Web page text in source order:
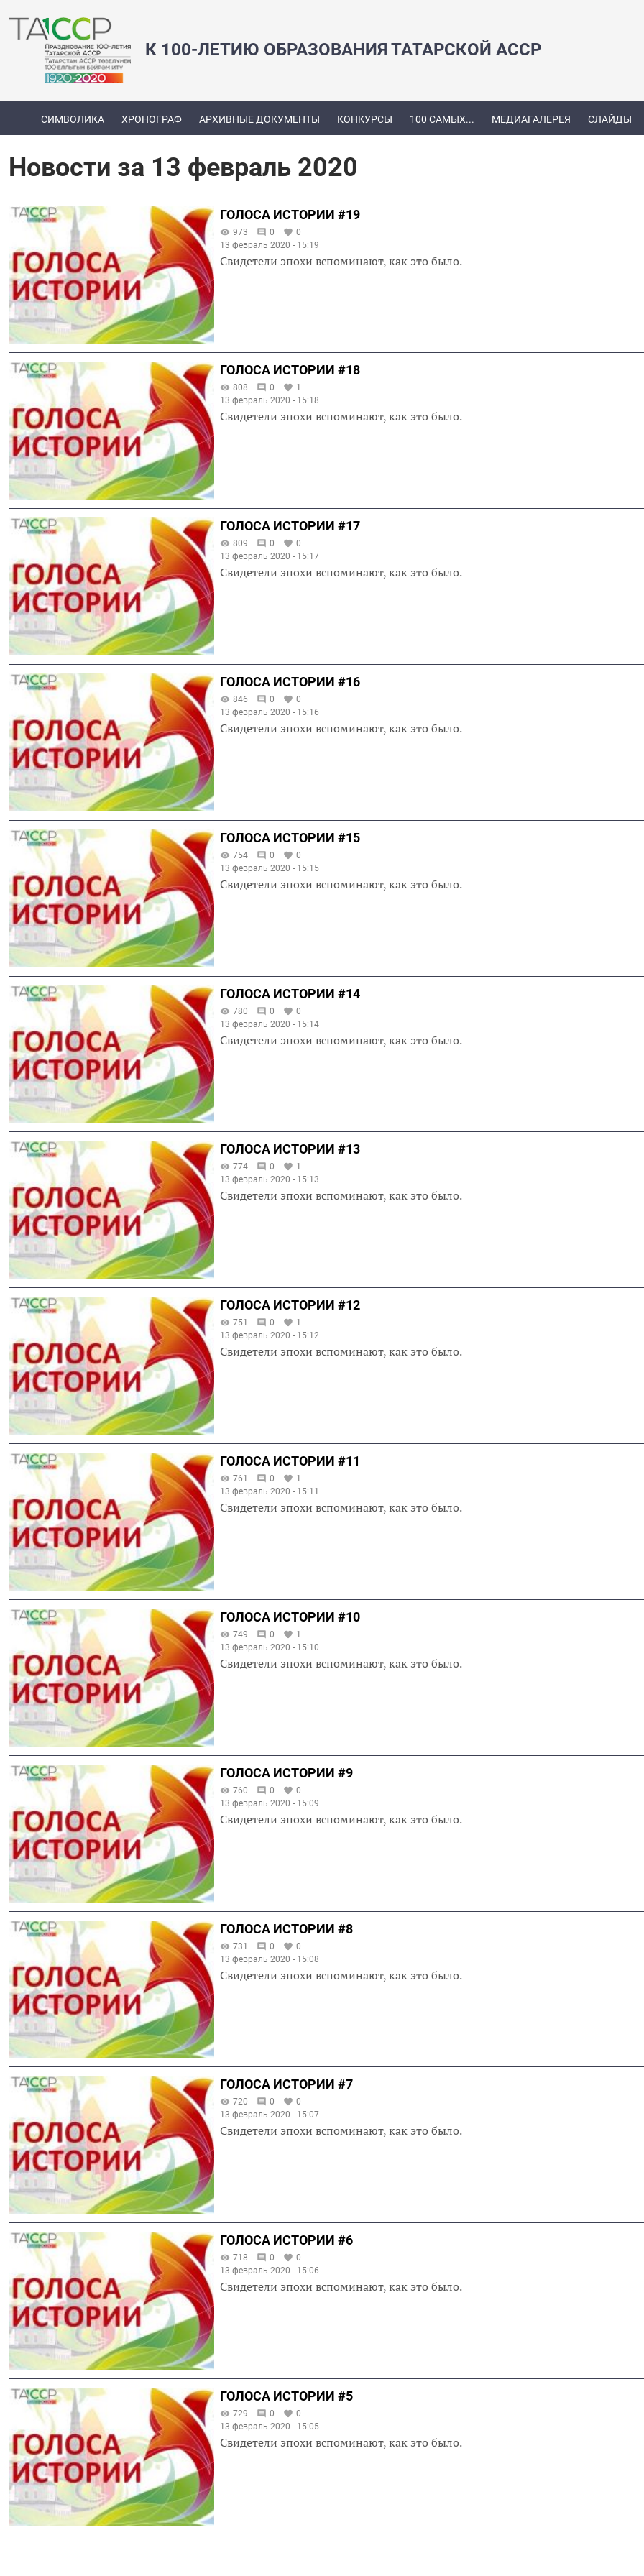
К 100-ЛЕТИЮ ОБРАЗОВАНИЯ ТАТАРСКОЙ АССР
СИМВОЛИКА ХРОНОГРАФ АРХИВНЫЕ ДОКУМЕНТЫ КОНКУРСЫ 100 САМЫХ... МЕДИАГАЛЕРЕЯ СЛАЙДЫ
Новости за 13 февраль 2020
ГОЛОСА ИСТОРИИ #19
973 0
0
13 февраль 2020 - 15:19
Свидетели эпохи вспоминают, как это было.
ГОЛОСА ИСТОРИИ #18
808 0
1
13 февраль 2020 - 15:18
Свидетели эпохи вспоминают, как это было.
ГОЛОСА ИСТОРИИ #17
809 0
0
13 февраль 2020 - 15:17
Свидетели эпохи вспоминают, как это было.
ГОЛОСА ИСТОРИИ #16
846 0
0
13 февраль 2020 - 15:16
Свидетели эпохи вспоминают, как это было.
ГОЛОСА ИСТОРИИ #15
754 0
0
13 февраль 2020 - 15:15
Свидетели эпохи вспоминают, как это было.
ГОЛОСА ИСТОРИИ #14
780 0
0
13 февраль 2020 - 15:14
Свидетели эпохи вспоминают, как это было.
ГОЛОСА ИСТОРИИ #13
774 0
1
13 февраль 2020 - 15:13
Свидетели эпохи вспоминают, как это было.
ГОЛОСА ИСТОРИИ #12
751 0
1
13 февраль 2020 - 15:12
Свидетели эпохи вспоминают, как это было.
ГОЛОСА ИСТОРИИ #11
761 0
1
13 февраль 2020 - 15:11
Свидетели эпохи вспоминают, как это было.
ГОЛОСА ИСТОРИИ #10
749 0
1
13 февраль 2020 - 15:10
Свидетели эпохи вспоминают, как это было.
ГОЛОСА ИСТОРИИ #9
760 0
0
13 февраль 2020 - 15:09
Свидетели эпохи вспоминают, как это было.
ГОЛОСА ИСТОРИИ #8
731 0
0
13 февраль 2020 - 15:08
Свидетели эпохи вспоминают, как это было.
ГОЛОСА ИСТОРИИ #7
720 0
0
13 февраль 2020 - 15:07
Свидетели эпохи вспоминают, как это было.
ГОЛОСА ИСТОРИИ #6
718 0
0
13 февраль 2020 - 15:06
Свидетели эпохи вспоминают, как это было.
ГОЛОСА ИСТОРИИ #5
729 0
0
13 февраль 2020 - 15:05
Свидетели эпохи вспоминают, как это было.